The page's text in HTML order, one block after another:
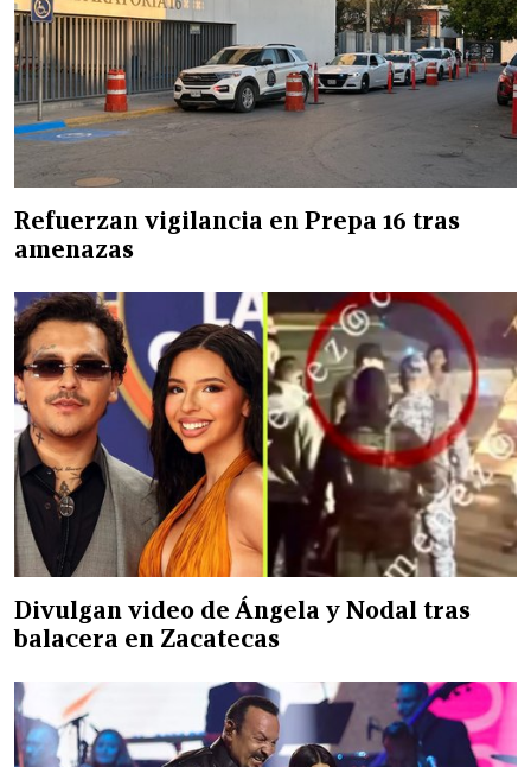
Refuerzan vigilancia en Prepa 16 tras
amenazas
Divulgan video de Ángela y Nodal tras
balacera en Zacatecas